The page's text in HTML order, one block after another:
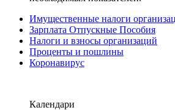
Имущественные налоги
Зарплата Отпускные Пособия
Налоги и взносы организаций
Проценты и пошлины
Коронавирус
Календари